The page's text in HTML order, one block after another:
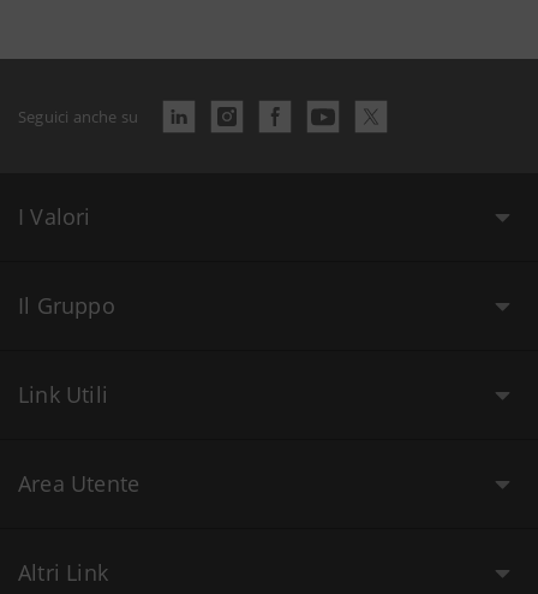
Seguici anche su
I Valori
Il Gruppo
Link Utili
Area Utente
Altri Link